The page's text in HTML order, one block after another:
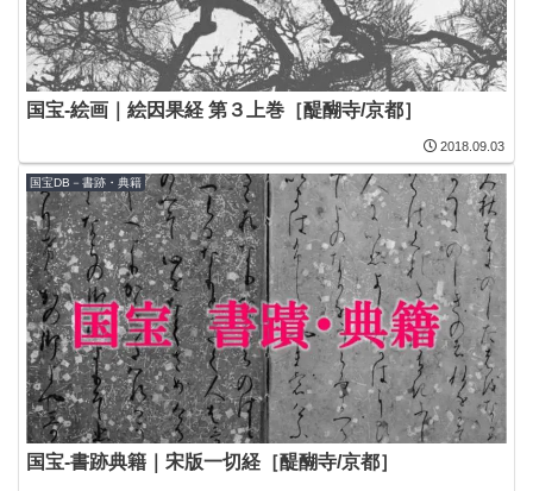
国宝-絵画｜絵因果経 第３上巻［醍醐寺/京都］
2018.09.03
国宝DB－書跡・典籍
国宝-書跡典籍｜宋版一切経［醍醐寺/京都］